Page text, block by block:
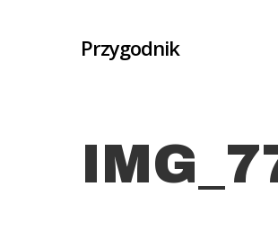
Przygodnik